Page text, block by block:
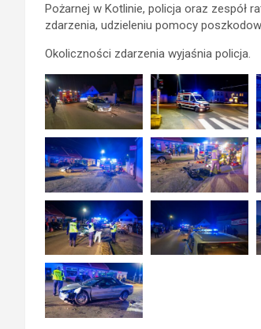
Pożarnej w Kotlinie, policja oraz zespół
zdarzenia, udzieleniu pomocy
Okoliczności zdarzenia wyjaśnia policja.